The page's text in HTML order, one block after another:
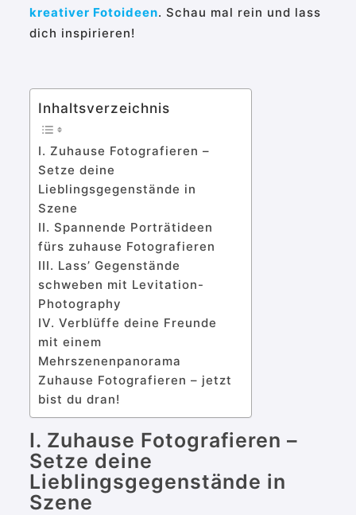
kreativer Fotoideen. Schau mal rein und lass
dich inspirieren!
Inhaltsverzeichnis
I. Zuhause Fotografieren –
Setze deine
Lieblingsgegenstände in
Szene
II. Spannende Porträtideen
fürs zuhause Fotografieren
III. Lass’ Gegenstände
schweben mit Levitation-
Photography
IV. Verblüffe deine Freunde
mit einem
Mehrszenenpanorama
Zuhause Fotografieren – jetzt
bist du dran!
I. Zuhause Fotografieren –
Setze deine
Lieblingsgegenstände in
Szene